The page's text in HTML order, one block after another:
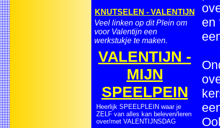
KNUTSELEN - VALENTIJN
Veel linken op dit Plein om
voor Valentijn een
werkstukje te maken.
VALENTIJN -
MIJN
SPEELPEIN
Heerlijk SPEELPLEIN waar je
ZELF van alles kan beleven/leren
over/met VALENTIJNSDAG
en